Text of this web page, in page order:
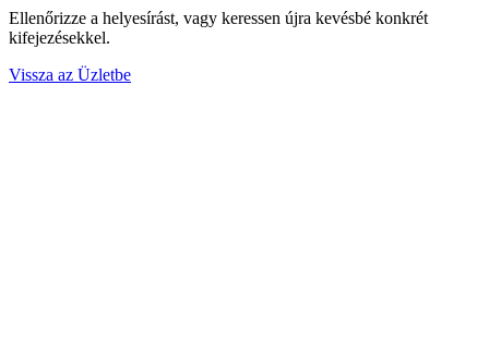
Ellenőrizze a helyesírást, vagy keressen újra kevésbé konkrét
kifejezésekkel.
Vissza az Üzletbe